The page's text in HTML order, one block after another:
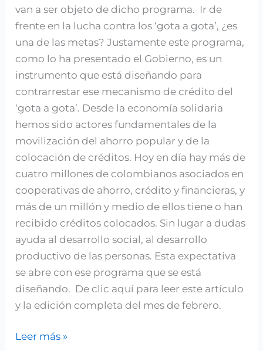
van a ser objeto de dicho programa. Ir de
frente en la lucha contra los ‘gota a gota’, ¿es
una de las metas? Justamente este programa,
como lo ha presentado el Gobierno, es un
instrumento que está diseñando para
contrarrestar ese mecanismo de crédito del
‘gota a gota’. Desde la economía solidaria
hemos sido actores fundamentales de la
movilización del ahorro popular y de la
colocación de créditos. Hoy en día hay más de
cuatro millones de colombianos asociados en
cooperativas de ahorro, crédito y financieras, y
más de un millón y medio de ellos tiene o han
recibido créditos colocados. Sin lugar a dudas
ayuda al desarrollo social, al desarrollo
productivo de las personas. Esta expectativa
se abre con ese programa que se está
diseñando. De clic aquí para leer este artículo
y la edición completa del mes de febrero.
Leer más »